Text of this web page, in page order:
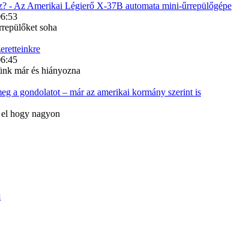
- Az Amerikai Légierő X-37B automata mini-űrrepülőgépe
soha
már és hiányozna
a gondolatot – már az amerikai kormány szerint is
hogy nagyon